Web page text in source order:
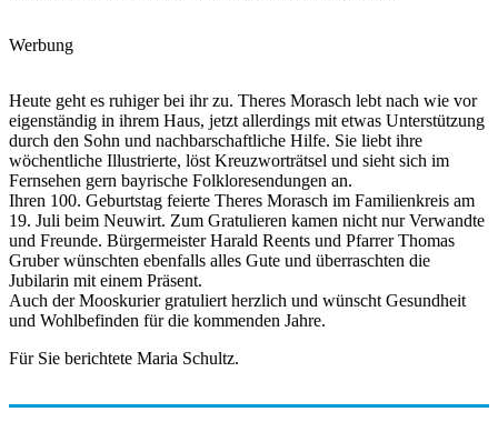
Werbung
Heute geht es ruhiger bei ihr zu. Theres Morasch lebt nach wie vor
eigenständig in ihrem Haus, jetzt allerdings mit etwas Unterstützung
durch den Sohn und nachbarschaftliche Hilfe. Sie liebt ihre
wöchentliche Illustrierte, löst Kreuzworträtsel und sieht sich im
Fernsehen gern bayrische Folkloresendungen an.
Ihren 100. Geburtstag feierte Theres Morasch im Familienkreis am
19. Juli beim Neuwirt. Zum Gratulieren kamen nicht nur Verwandte
und Freunde. Bürgermeister Harald Reents und Pfarrer Thomas
Gruber wünschten ebenfalls alles Gute und überraschten die
Jubilarin mit einem Präsent.
Auch der Mooskurier gratuliert herzlich und wünscht Gesundheit
und Wohlbefinden für die kommenden Jahre.
Für Sie berichtete Maria Schultz.